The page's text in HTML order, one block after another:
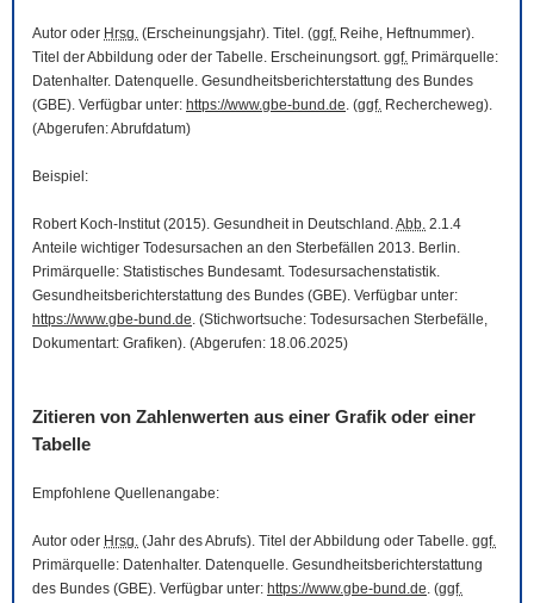
Autor oder Hrsg. (Erscheinungsjahr). Titel. (ggf. Reihe, Heftnummer).
Titel der Abbildung oder der Tabelle. Erscheinungsort. ggf. Primärquelle:
Datenhalter. Datenquelle. Gesundheitsberichterstattung des Bundes
(GBE). Verfügbar unter: https://www.gbe-bund.de. (ggf. Rechercheweg).
(Abgerufen: Abrufdatum)
Beispiel:
Robert Koch-Institut (2015). Gesundheit in Deutschland.Abb. 2.1.4
Anteile wichtiger Todesursachen an den Sterbefällen 2013. Berlin.
Primärquelle: Statistisches Bundesamt. Todesursachenstatistik.
Gesundheitsberichterstattung des Bundes (GBE). Verfügbar unter:
https://www.gbe-bund.de. (Stichwortsuche: Todesursachen Sterbefälle,
Dokumentart: Grafiken). (Abgerufen: 18.06.2025)
Zitieren von Zahlenwerten aus einer Grafik oder einer
Tabelle
Empfohlene Quellenangabe:
Autor oder Hrsg. (Jahr des Abrufs). Titel der Abbildung oder Tabelle. ggf.
Primärquelle: Datenhalter. Datenquelle. Gesundheitsberichterstattung
des Bundes (GBE). Verfügbar unter: https://www.gbe-bund.de. (ggf.